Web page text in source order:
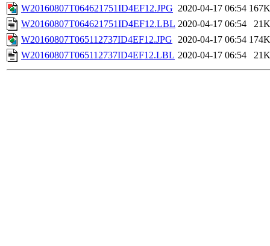
W20160807T064621751ID4EF12.JPG 2020-04-17 06:54 167K
W20160807T064621751ID4EF12.LBL 2020-04-17 06:54
21K
W20160807T065112737ID4EF12.JPG 2020-04-17 06:54 174K
W20160807T065112737ID4EF12.LBL 2020-04-17 06:54 21K